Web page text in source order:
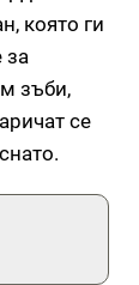
която ги
за
зъби,
се